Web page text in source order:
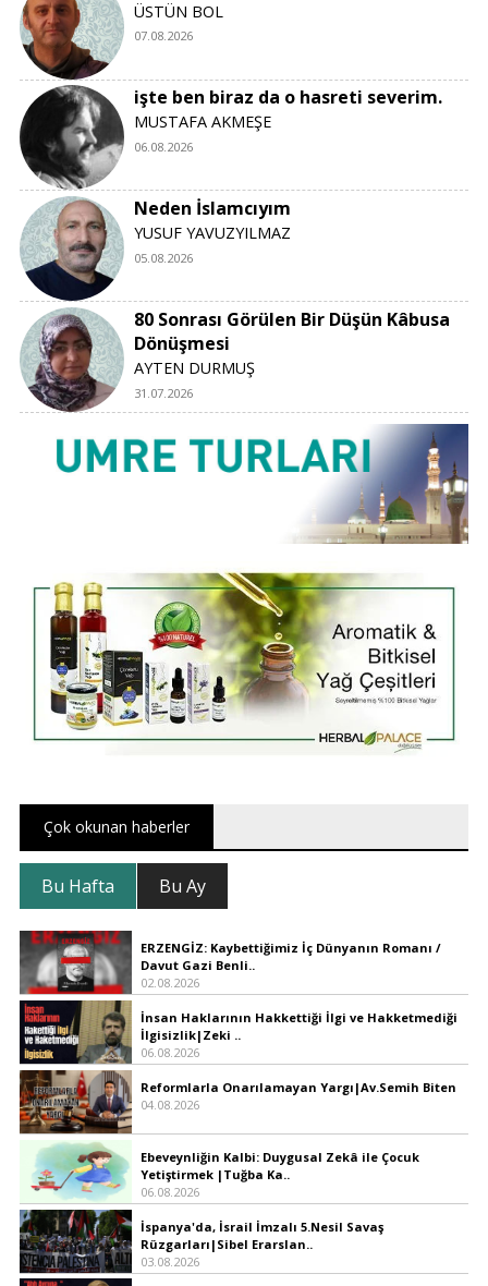
ÜSTÜN BOL
07.08.2026
işte ben biraz da o hasreti severim.
MUSTAFA AKMEŞE
06.08.2026
Neden İslamcıyım
YUSUF YAVUZYILMAZ
05.08.2026
80 Sonrası Görülen Bir Düşün Kâbusa
Dönüşmesi
AYTEN DURMUŞ
31.07.2026
Çok okunan haberler
Bu Hafta Bu Ay
ERZENGİZ: Kaybettiğimiz İç Dünyanın Romanı /
Davut Gazi Benli..
02.08.2026
İnsan Haklarının Hakkettiği İlgi ve Hakketmediği
İlgisizlik|Zeki ..
06.08.2026
Reformlarla Onarılamayan Yargı|Av.Semih Biten
04.08.2026
Ebeveynliğin Kalbi: Duygusal Zekâ ile Çocuk
Yetiştirmek |Tuğba Ka..
06.08.2026
İspanya'da, İsrail İmzalı 5.Nesil Savaş
Rüzgarları|Sibel Erarslan..
03.08.2026